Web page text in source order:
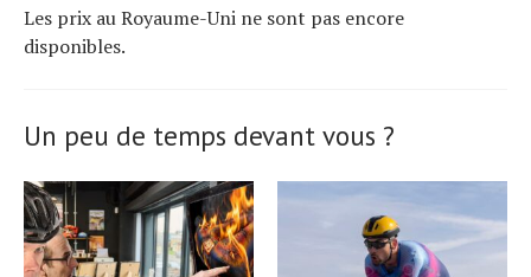
Les prix au Royaume-Uni ne sont pas encore
disponibles.
Un peu de temps devant vous ?